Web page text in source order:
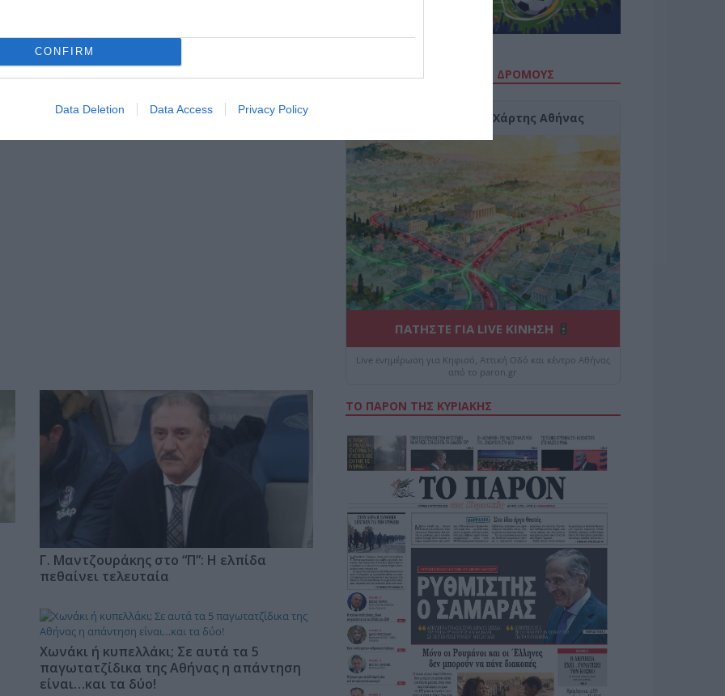
CONFIRM
Data Deletion Data Access Privacy Policy
αφήσει τίποτα. Τα έχουν πάρει όλα.
με σοβαρή δικαιοσύνη και θεσμούς που να λειτουργούν, η
τίποτα όρθιο, ο κόσμος περνάει αυτά που περνάει.
μας έχωσαν. Δυστυχώς…
Γ. Μαντζουράκης στο “Π”: Η ελπίδα
πεθαίνει τελευταία
Χωνάκι ή κυπελλάκι; Σε αυτά τα 5
παγωτατζίδικα της Αθήνας η απάντηση
είναι…και τα δύο!
ΔΕΙΤΕ ΤΗΝ ΚΙΝΗΣΗ ΣΤΟΥΣ ΔΡΌΜΟΥΣ
Κίνηση Τώρα: Live Χάρτης Αθήνας
ΠΑΤΗΣΤΕ ΓΙΑ LIVE ΚΙΝΗΣΗ
Live ενημέρωση για Κηφισό, Αττική Οδό και κέντρο Αθήνας
από το paron.gr
ΤΟ ΠΑΡΟΝ ΤΗΣ ΚΥΡΙΑΚΗΣ